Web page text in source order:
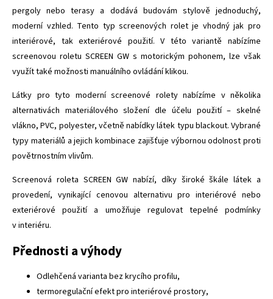
pergoly nebo terasy a dodává budovám stylově jednoduchý,
moderní vzhled. Tento typ screenových rolet je vhodný jak pro
interiérové, tak exteriérové použití. V této variantě nabízíme
screenovou roletu SCREEN GW s motorickým pohonem, lze však
využít také možnosti manuálního ovládání klikou.
Látky pro tyto moderní screenové rolety nabízíme v několika
alternativách materiálového složení dle účelu použití – skelné
vlákno, PVC, polyester, včetně nabídky látek typu blackout. Vybrané
typy materiálů a jejich kombinace zajišťuje výbornou odolnost proti
povětrnostním vlivům.
Screenová roleta SCREEN GW nabízí, díky široké škále látek a
provedení, vynikající cenovou alternativu pro interiérové nebo
exteriérové použití a umožňuje regulovat tepelné podmínky
v interiéru.
Přednosti a výhody
Odlehčená varianta bez krycího profilu,
termoregulační efekt pro interiérové prostory,